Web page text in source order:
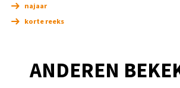
najaar
korte reeks
ANDEREN